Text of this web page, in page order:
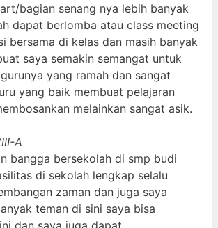
bagian senang nya lebih banyak
dapat berlomba atau class meeting
bersama di kelas dan masih banyak
saya semakin semangat untuk
yang ramah dan sangat
yang baik membuat pelajaran
melainkan sangat asik.
A
bangga bersekolah di smp budi
di sekolah lengkap selalu
zaman dan juga saya
teman di sini saya bisa